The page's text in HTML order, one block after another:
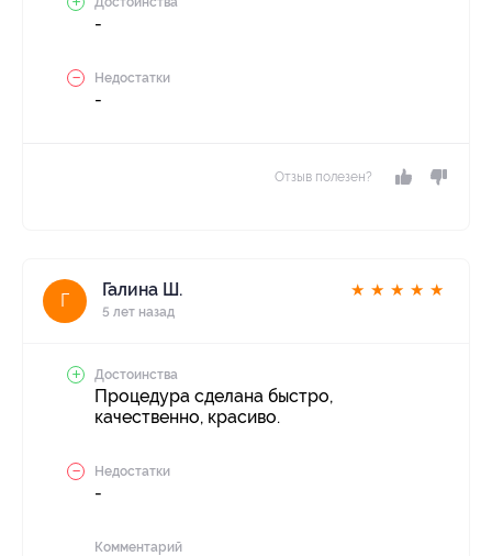
-
Недостатки
-
Отзыв полезен?
Г
Галина Ш.
5 лет назад
★ ★ ★ ★ ★
Достоинства
Процедура сделана быстро,
качественно, красиво.
Недостатки
-
Комментарий